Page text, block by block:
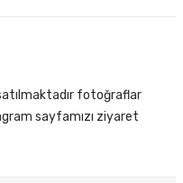
fotoğraflar
sayfamızı ziyaret